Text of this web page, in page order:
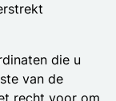
die u
van de
recht voor om